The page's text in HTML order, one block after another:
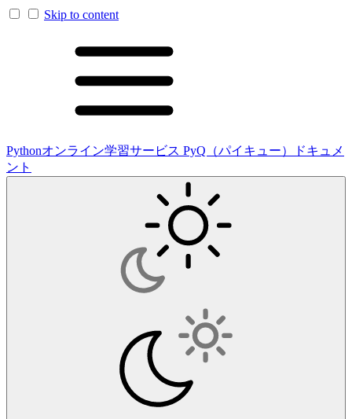
Skip to content
Pythonオンライン学習サービス PyQ（パイキュー）ドキュメ
ント